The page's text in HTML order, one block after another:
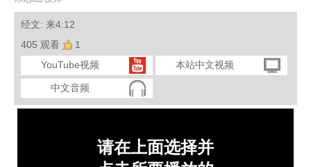
经文: 来4:12
405 观看
1
YouTube视频
本站中文视频
中文音频